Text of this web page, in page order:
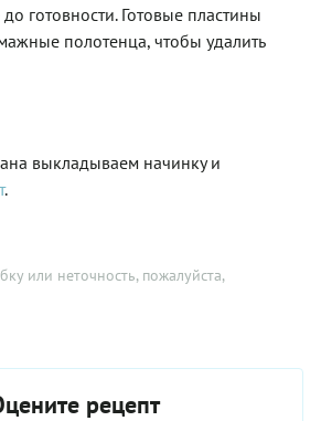
готовности. Готовые пластины
полотенца, чтобы удалить
выкладываем начинку и
.
или неточность, пожалуйста,
рецепт